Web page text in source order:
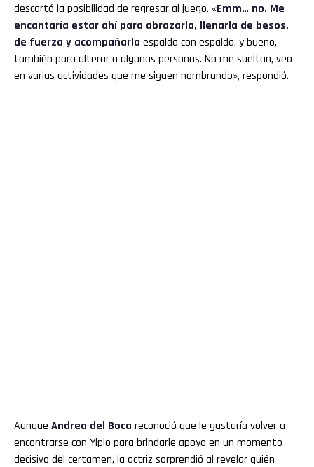
descartó la posibilidad de regresar al juego. «Emm… no. Me
encantaría estar ahí para abrazarla, llenarla de besos,
de fuerza y acompañarla espalda con espalda, y bueno,
también para alterar a algunas personas. No me sueltan, veo
en varias actividades que me siguen nombrando», respondió.
Aunque Andrea del Boca reconoció que le gustaría volver a
encontrarse con Yipio para brindarle apoyo en un momento
decisivo del certamen, la actriz sorprendió al revelar quién